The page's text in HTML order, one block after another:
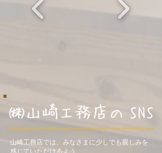
山崎工務店では、みなさまに少しでも親しみを
感じていただけるよう、